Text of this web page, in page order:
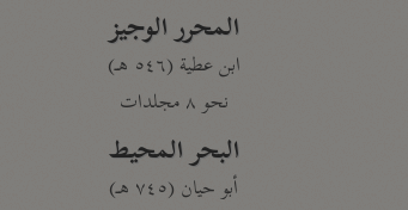
المحرر الوجيز
ابن عطية (٥٤٦ هـ)
نحو ٨ مجلدات
البحر المحيط
أبو حيان (٧٤٥ هـ)